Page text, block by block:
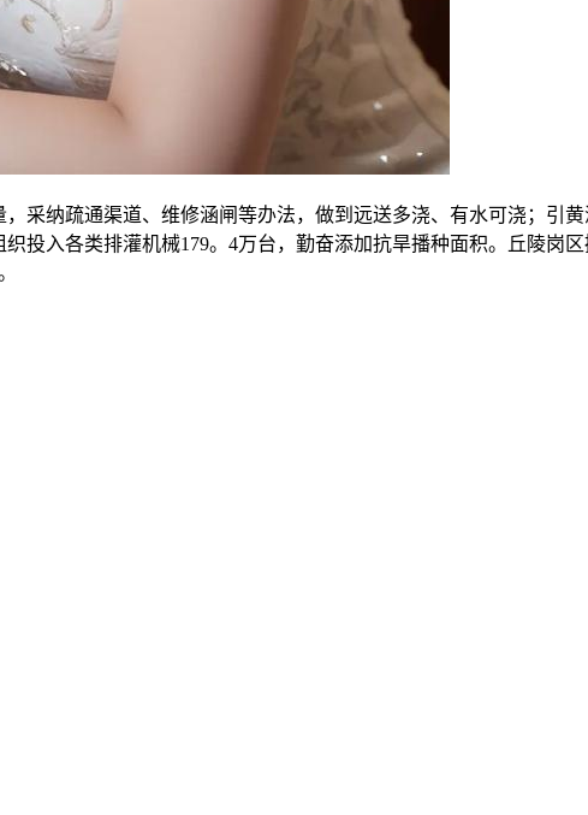
纳疏通渠道、维修涵闸等办法，做到远送多浇、有水可浇；引黄
投入各类排灌机械179。4万台，勤奋添加抗旱播种面积。丘陵岗